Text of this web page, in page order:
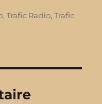
,Trafic Radio,Trafic